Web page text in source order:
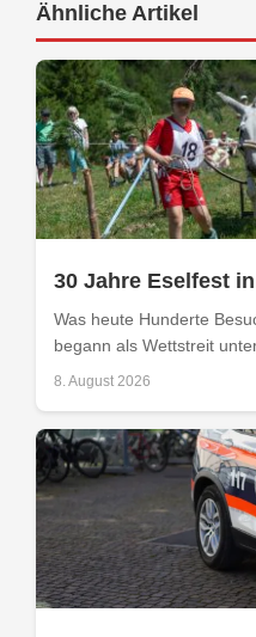
Ähnliche Artikel
30 Jahre Eselfest
Was heute Hunderte
begann als Wettstreit
8. August 2026